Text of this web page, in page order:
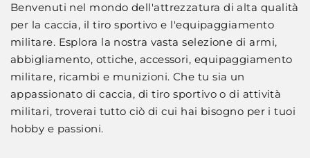
Benvenuti nel mondo dell'attrezzatura di alta qualità
per la caccia, il tiro sportivo e l'equipaggiamento
militare. Esplora la nostra vasta selezione di armi,
abbigliamento, ottiche, accessori, equipaggiamento
militare, ricambi e munizioni. Che tu sia un
appassionato di caccia, di tiro sportivo o di attività
militari, troverai tutto ciò di cui hai bisogno per i tuoi
hobby e passioni.